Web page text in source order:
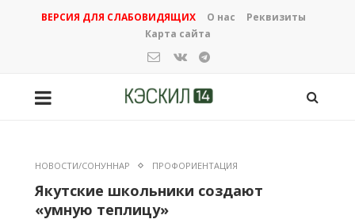
ВЕРСИЯ ДЛЯ СЛАБОВИДЯЩИХ О нас
Реквизиты
Карта сайта
НОВОСТИ/СОНУННАР ПРОФОРИЕНТАЦИЯ
Якутские школьники создают
«умную теплицу»